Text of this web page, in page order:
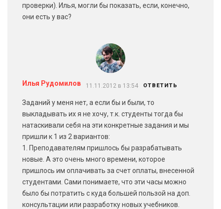
проверки). Илья, могли бы показать, если, конечно,
они есть у вас?
Илья Рудомилов 11.11.2012 в 13:54 ОТВЕТИТЬ
Заданий у меня нет, а если бы и были, то
выкладывать их я не хочу, т.к. студенты тогда бы
натаскивали себя на эти конкретные задания и мы
пришли к 1 из 2 вариантов:
1. Преподавателям пришлось бы разрабатывать
новые. А это очень много времени, которое
пришлось им оплачивать за счет оплаты, внесенной
студентами. Сами понимаете, что эти часы можно
было бы потратить с куда большей пользой на доп.
консультации или разработку новых учебников.